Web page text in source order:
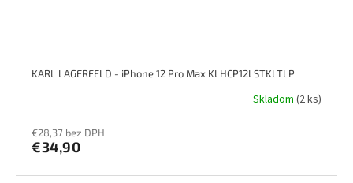
KARL LAGERFELD - iPhone 12 Pro Max KLHCP12LSTKLTLP
Skladom (2 ks)
€28,37 bez DPH
€34,90